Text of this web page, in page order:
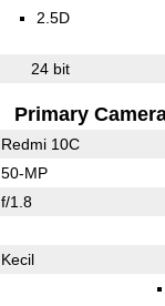
2.5D
24 bit
Primary
Redmi 10C
50-MP
f/1.8
Kecil